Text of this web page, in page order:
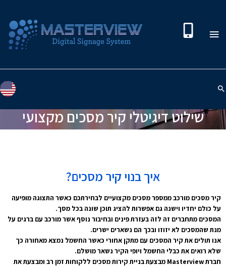
שילוט דיגיטלי קיר מסכים מקצועי
איך בנוי קיר מסכים?
קיר מסכים מורכב ממספר מסכים מקצועיים לבחירתכם כאשר התצוגה מופיעה
על כולם יחדיו וישנה גם אפשרות להציג תוכן שונה בכל מסך.
המסכים מתחברים זה לזה בעזרת פינים ובחיבור נוסף אשר מורכב עם ברגים על
מנת שהמסכים לא יזוזו ובכך הם נשארים ישרים.
אנו תולים את קיר המסכים עם מתקן אחורי כאשר החשמל נמצא מאחורה כך
שלא רואים את כבלי החשמל ויופי הקיר נשאר מושלם.
חברת Masterview מבצעת בניית קירות מסכים ללקוחות זמן רב ומבצעת את